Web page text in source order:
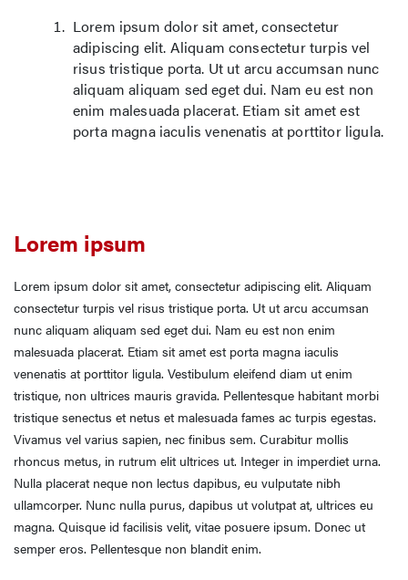
Lorem ipsum dolor sit amet, consectetur
adipiscing elit. Aliquam consectetur turpis vel
risus tristique porta. Ut ut arcu accumsan nunc
aliquam aliquam sed eget dui. Nam eu est non
enim malesuada placerat. Etiam sit amet est
porta magna iaculis venenatis at porttitor ligula.
Lorem ipsum
Lorem ipsum dolor sit amet, consectetur adipiscing elit. Aliquam
consectetur turpis vel risus tristique porta. Ut ut arcu accumsan
nunc aliquam aliquam sed eget dui. Nam eu est non enim
malesuada placerat. Etiam sit amet est porta magna iaculis
venenatis at porttitor ligula. Vestibulum eleifend diam ut enim
tristique, non ultrices mauris gravida. Pellentesque habitant morbi
tristique senectus et netus et malesuada fames ac turpis egestas.
Vivamus vel varius sapien, nec finibus sem. Curabitur mollis
rhoncus metus, in rutrum elit ultrices ut. Integer in imperdiet urna.
Nulla placerat neque non lectus dapibus, eu vulputate nibh
ullamcorper. Nunc nulla purus, dapibus ut volutpat at, ultrices eu
magna. Quisque id facilisis velit, vitae posuere ipsum. Donec ut
semper eros. Pellentesque non blandit enim.